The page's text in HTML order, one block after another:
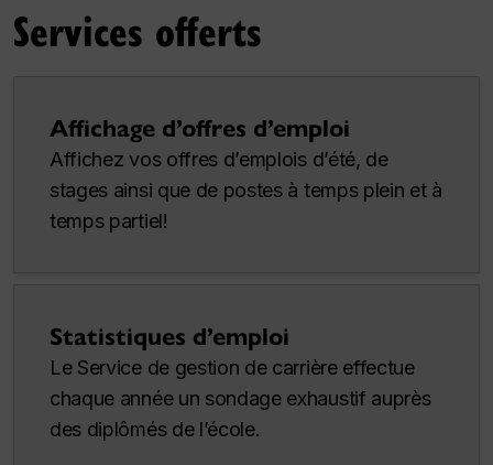
Services offerts
Affichage d’offres d’emploi
Affichez vos offres d’emplois d’été, de
stages ainsi que de postes à temps plein et à
temps partiel!
Statistiques d’emploi
Le Service de gestion de carrière effectue
chaque année un sondage exhaustif auprès
des diplômés de l’école.